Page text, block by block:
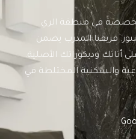
في منطقة الري
فريقنا المدرب يضمن
أثاثك وديكوراتك الأصلية.
والسكنية المختلطة في